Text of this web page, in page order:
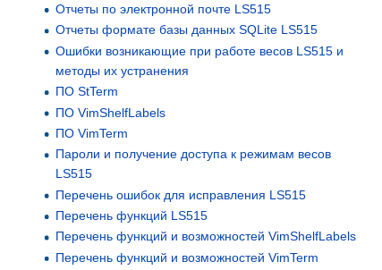
Отчеты по электронной почте LS515
Отчеты формате базы данных SQLite LS515
Ошибки возникающие при работе весов LS515 и
методы их устранения
ПО StTerm
ПО VimShelfLabels
ПО VimTerm
Пароли и получение доступа к режимам весов
LS515
Перечень ошибок для исправления LS515
Перечень функций LS515
Перечень функций и возможностей VimShelfLabels
Перечень функций и возможностей VimTerm